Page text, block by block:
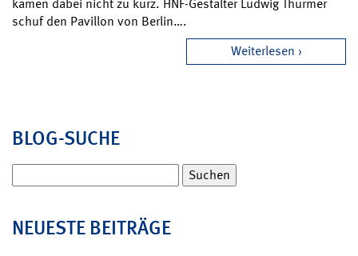
kamen dabei nicht zu kurz. HNF-Gestalter Ludwig Thürmer
schuf den Pavillon von Berlin….
Weiterlesen
BLOG-SUCHE
nach:
NEUESTE BEITRÄGE